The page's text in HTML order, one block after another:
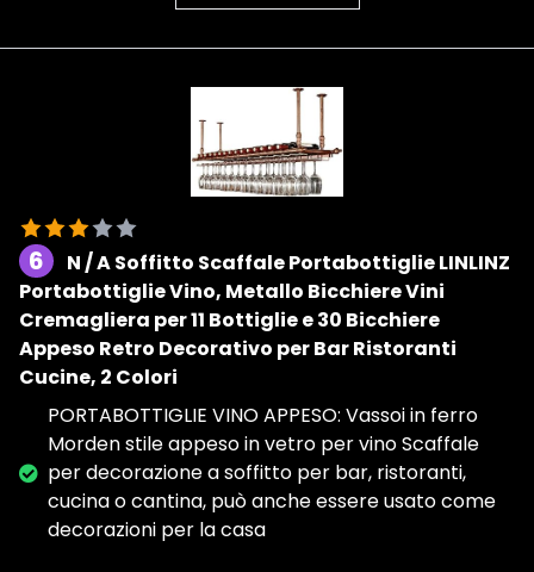
6
N / A Soffitto Scaffale Portabottiglie LINLINZ
Portabottiglie Vino, Metallo Bicchiere Vini
Cremagliera per 11 Bottiglie e 30 Bicchiere
Appeso Retro Decorativo per Bar Ristoranti
Cucine, 2 Colori
PORTABOTTIGLIE VINO APPESO: Vassoi in ferro
Morden stile appeso in vetro per vino Scaffale
per decorazione a soffitto per bar, ristoranti,
cucina o cantina, può anche essere usato come
decorazioni per la casa